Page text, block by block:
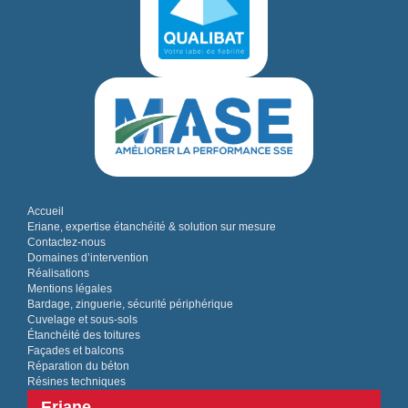
Accueil
Eriane, expertise étanchéité & solution sur mesure
Contactez-nous
Domaines d’intervention
Réalisations
Mentions légales
Bardage, zinguerie, sécurité périphérique
Cuvelage et sous-sols
Étanchéité des toitures
Façades et balcons
Réparation du béton
Résines techniques